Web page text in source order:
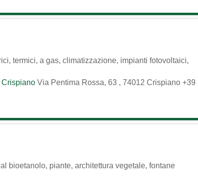
termici, a gas, climatizzazione, impianti fotovoltaici,
Crispiano Via Pentima Rossa, 63 , 74012 Crispiano +39
bioetanolo, piante, architettura vegetale, fontane